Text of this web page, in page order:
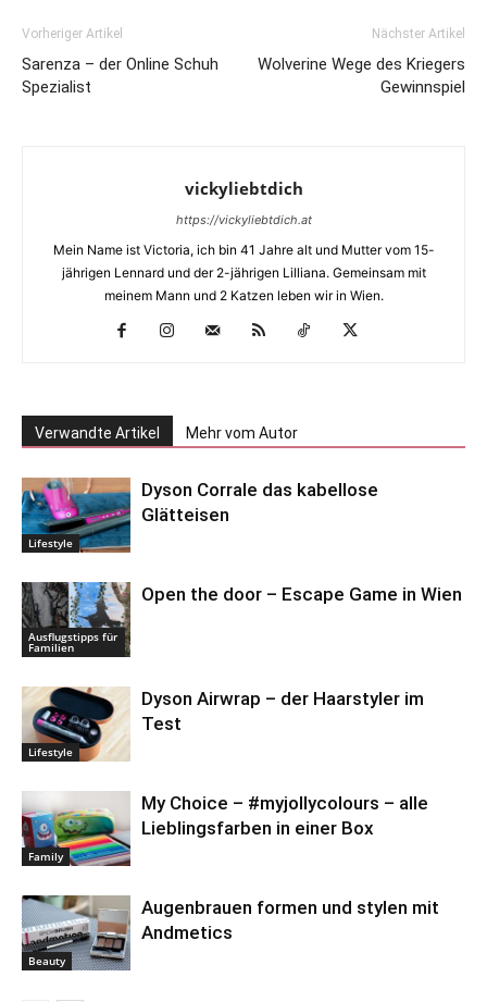
Vorheriger Artikel
Sarenza – der Online Schuh
Spezialist
Nächster Artikel
Wolverine Wege des Kriegers
Gewinnspiel
vickyliebtdich
https://vickyliebtdich.at
Mein Name ist Victoria, ich bin 41 Jahre alt und Mutter vom 15-
jährigen Lennard und der 2-jährigen Lilliana. Gemeinsam mit
meinem Mann und 2 Katzen leben wir in Wien.
Verwandte Artikel Mehr vom Autor
Lifestyle
Dyson Corrale das kabellose
Glätteisen
Ausflugstipps für
Familien
Open the door – Escape Game in Wien
Lifestyle
Dyson Airwrap – der Haarstyler im
Test
Family
My Choice – #myjollycolours – alle
Lieblingsfarben in einer Box
Beauty
Augenbrauen formen und stylen mit
Andmetics